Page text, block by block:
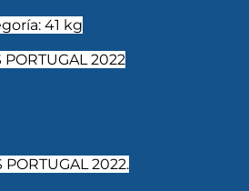
41 kg
2022
2022.